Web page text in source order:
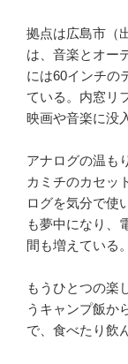
拠点は広島市（
は、音楽とオー
には60インチの
ている。内窓リ
映画や音楽に没
アナログの温も
カミチのカセッ
ログを気分で使
も夢中になり、
間も増えている。
もうひとつの楽
うキャンプ飯か
で、食べたり飲